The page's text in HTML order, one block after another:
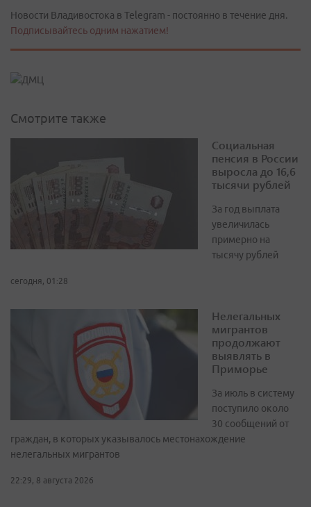
Новости Владивостока в Telegram - постоянно в течение дня.
Подписывайтесь одним нажатием!
Смотрите также
Социальная
пенсия в России
выросла до 16,6
тысячи рублей
За год выплата
увеличилась
примерно на
тысячу рублей
сегодня, 01:28
Нелегальных
мигрантов
продолжают
выявлять в
Приморье
За июль в систему
поступило около
30 сообщений от
граждан, в которых указывалось местонахождение
нелегальных мигрантов
22:29, 8 августа 2026